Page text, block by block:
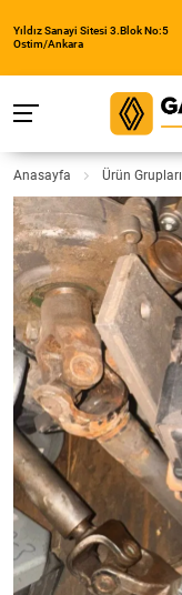
Yıldız Sanayi Sitesi 3.Blok No:5
Ostim/Ankara
Anasayfa Ürün Grupları